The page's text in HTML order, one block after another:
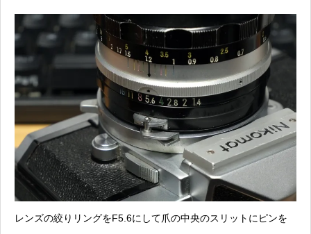
レンズの絞りリングをF5.6にして爪の中央のスリットにピンを